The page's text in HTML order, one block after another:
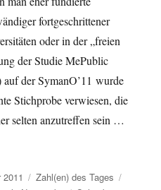
fortgeschrittener
oder in der „freien
der Studie MePublic
der SymanO’11 wurde
Stichprobe verwiesen, die
selten anzutreffen sein …
die MePublic-Studie“
Kategorien
Zahl(en) des Tages